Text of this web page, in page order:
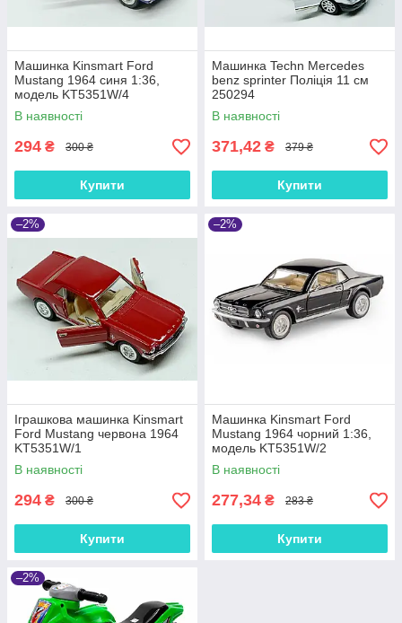
Машинка Kinsmart Ford
Mustang 1964 синя 1:36,
модель KT5351W/4
В наявності
294 ₴ 300 ₴
Купити
Машинка Techn Mercedes
benz sprinter Поліція 11 см
250294
В наявності
371,42 ₴ 379 ₴
Купити
–2%
Іграшкова машинка Kinsmart
Ford Mustang червона 1964
KT5351W/1
В наявності
294 ₴ 300 ₴
Купити
–2%
Машинка Kinsmart Ford
Mustang 1964 чорний 1:36,
модель KT5351W/2
В наявності
277,34 ₴ 283 ₴
Купити
–2%